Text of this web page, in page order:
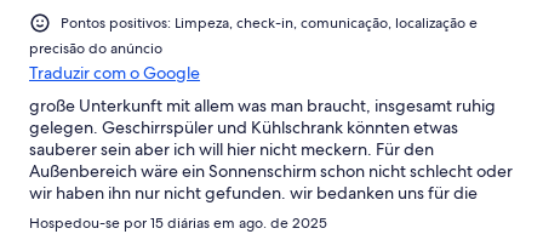
Pontos positivos: Limpeza, check-in, comunicação, localização e
precisão do anúncio
Traduzir com o Google
große Unterkunft mit allem was man braucht, insgesamt ruhig
gelegen. Geschirrspüler und Kühlschrank könnten etwas
sauberer sein aber ich will hier nicht meckern. Für den
Außenbereich wäre ein Sonnenschirm schon nicht schlecht oder
wir haben ihn nur nicht gefunden. wir bedanken uns für die
schöne Urlaubszeit.
Hospedou-se por 15 diárias em ago. de 2025